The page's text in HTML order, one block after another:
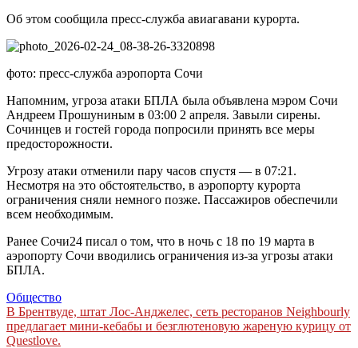
Об этом сообщила пресс-служба авиагавани курорта.
фото: пресс-служба аэропорта Сочи
Напомним, угроза атаки БПЛА была объявлена мэром Сочи
Андреем Прошуниным в 03:00 2 апреля. Завыли сирены.
Сочинцев и гостей города попросили принять все меры
предосторожности.
Угрозу атаки отменили пару часов спустя — в 07:21.
Несмотря на это обстоятельство, в аэропорту курорта
ограничения сняли немного позже. Пассажиров обеспечили
всем необходимым.
Ранее Сочи24 писал о том, что в ночь с 18 по 19 марта в
аэропорту Сочи вводились ограничения из-за угрозы атаки
БПЛА.
Общество
Навигация
по
В Брентвуде, штат Лос-Анджелес, сеть ресторанов Neighbourly
предлагает мини-кебабы и безглютеновую жареную курицу от
Questlove.